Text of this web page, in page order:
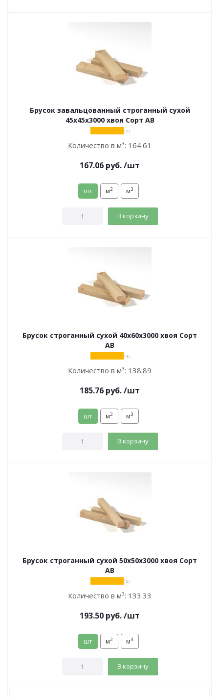
Брусок завальцованный строганный сухой
45х45х3000 хвоя Сорт АВ
( 2 )
Количество в м³: 164.61
167.06 руб./шт
шт м2 м3
В корзину
Брусок строганный сухой 40х60х3000 хвоя Сорт
АВ
( 4 )
Количество в м³: 138.89
185.76 руб./шт
шт м2 м3
В корзину
Брусок строганный сухой 50х50х3000 хвоя Сорт
АВ
( 2 )
Количество в м³: 133.33
193.50 руб./шт
шт м2 м3
В корзину